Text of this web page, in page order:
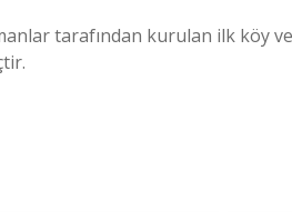
tarafından kurulan ilk köy